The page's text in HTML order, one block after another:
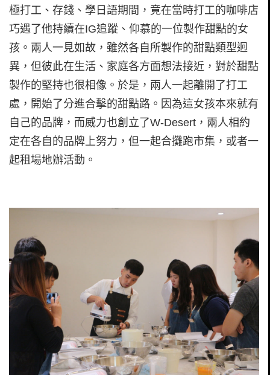
極打工、存錢、學日語期間，竟在當時打工的咖啡店
巧遇了他持續在IG追蹤、仰慕的一位製作甜點的女
孩。兩人一見如故，雖然各自所製作的甜點類型迥
異，但彼此在生活、家庭各方面想法接近，對於甜點
製作的堅持也很相像。於是，兩人一起離開了打工
處，開始了分進合擊的甜點路。因為這女孩本來就有
自己的品牌，而威力也創立了W-Desert，兩人相約
定在各自的品牌上努力，但一起合攤跑市集，或者一
起租場地辦活動。